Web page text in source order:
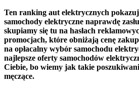
Ten ranking aut elektrycznych
samochody elektryczne naprawdę
skupiamy się tu na hasłach
promocjach, które obniżają cenę
na opłacalny wybór samochodu
najlepsze oferty samochodów
Ciebie, bo wiemy jak takie
męczące.